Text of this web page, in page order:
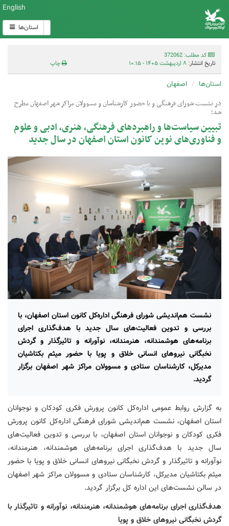
English
استان‌ها
کد مطلب: 372062
تاریخ انتشار: ۸ اردیبهشت ۱۴۰۵ - ۱۰:۱۵ چاپ
استان‌ها اصفهان
در نشست شورای فرهنگی و با حضور کارشناسان و مسوولان مراکز شهر اصفهان مطرح
شد؛
تبیین سیاست‌ها و راهبردهای فرهنگی، هنری، ادبی و علوم
و فناوری‌های نوین کانون استان اصفهان در سال جدید
نشست هم‌اندیشی شورای فرهنگی اداره‌کل کانون استان اصفهان، با
بررسی و تدوین فعالیت‌های سال جدید با هدف‌گذاری اجرای
برنامه‌های هوشمندانه، هنرمندانه، نوآورانه و تاثیرگذار و گردش
نخبگانی نیروهای انسانی خلاق و پویا با حضور میثم بکتاشیان
مدیرکل، کارشناسان ستادی و مسوولان مراکز شهر اصفهان برگزار
گردید.
به گزارش روابط عمومی اداره‌کل کانون پرورش فکری کودکان و نوجوانان
استان اصفهان، نشست هم‌اندیشی شورای فرهنگی اداره‌کل کانون پرورش
فکری کودکان و نوجوانان استان اصفهان، با بررسی و تدوین فعالیت‌های
سال جدید با هدف‌گذاری اجرای برنامه‌های هوشمندانه، هنرمندانه،
نوآورانه و تاثیرگذار و گردش نخبگانی نیروهای انسانی خلاق و پویا با حضور
میثم بکتاشیان مدیرکل، کارشناسان ستادی و مسوولان مراکز شهر اصفهان
در سالن نشست‌های این اداره کل برگزار گردید.
هدف‌گذاری اجرای برنامه‌های هوشمندانه، هنرمندانه، نوآورانه و تاثیرگذار با
گردش نخبگانی نیروهای خلاق و پویا